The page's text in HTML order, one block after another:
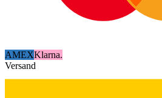
AMEXKlarna.
Versand